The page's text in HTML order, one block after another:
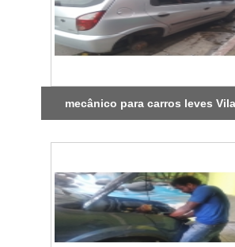
mecânico para carros leves